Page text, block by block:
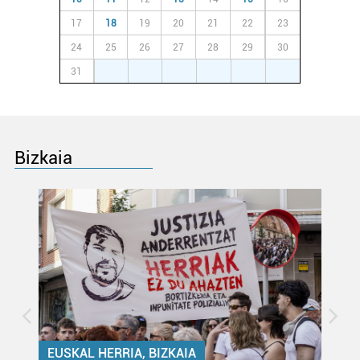
produktuak garatzeko. Zure datuak nork eta zertarako
erabiltzen dituen hauta dezakezu.
Bazkide batzuek ez dizute baimenik eskatzen, eta beren
dezakezun ikusteko.
Lortu zure datu pertsonalak prozesatzeko moduari
buruzko informazio gehiago eta ezarri zure lehentasunak
datuen atalean. Edozein unetan alda edo ken dezakezu
zure baimena Cookieen adierazpenean.
Webgune honek cookie propioak eta hirugarrenen cookie-
fitxategiak erabiltzen ditu. Zure esperientzia eta
zerbitzuak hobetzeko asmoz, cookie teknologiaz
baliatzen gara. Ohar hau onartuz gero, teknologia hori
17 18 19 20 21 22 23
24 25 26 27 28 29 30
31
Bizkaia
EUSKAL HERRIA, BIZKAIA